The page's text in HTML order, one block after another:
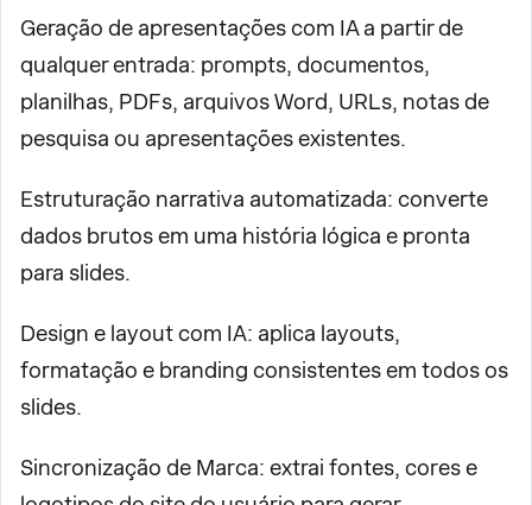
Geração de apresentações com IA a partir de
qualquer entrada: prompts, documentos,
planilhas, PDFs, arquivos Word, URLs, notas de
pesquisa ou apresentações existentes.
Estruturação narrativa automatizada: converte
dados brutos em uma história lógica e pronta
para slides.
Design e layout com IA: aplica layouts,
formatação e branding consistentes em todos os
slides.
Sincronização de Marca: extrai fontes, cores e